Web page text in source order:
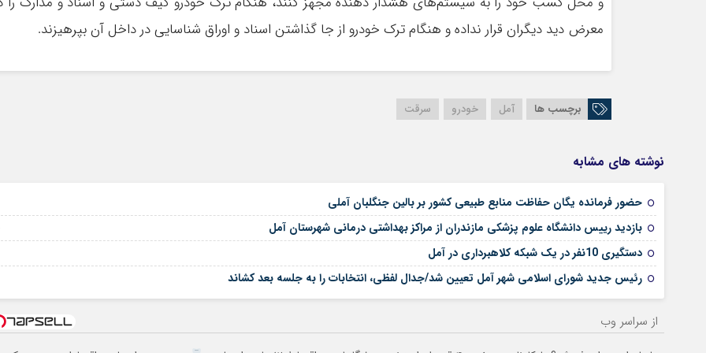
معرض دید دیگران قرار نداده و هنگام ترک خودرو از جا گذاشتن اسناد و اوراق شناسایی در داخل آن بپرهیزند.
برچسب ها آمل خودرو سرقت
نوشته های مشابه
حضور فرمانده یگان حفاظت منابع طبیعی کشور بر بالین جنگلبان آملی
بازدید رییس دانشگاه علوم پزشکی مازندران از مراکز بهداشتی درمانی شهرستان آمل
دستگیری 10نفر در یک شبکه کلاهبرداری در آمل
رئیس جدید شورای اسلامی شهر آمل تعیین شد/جدال لفظی، انتخابات را به جلسه بعد کشاند
از سراسر وب